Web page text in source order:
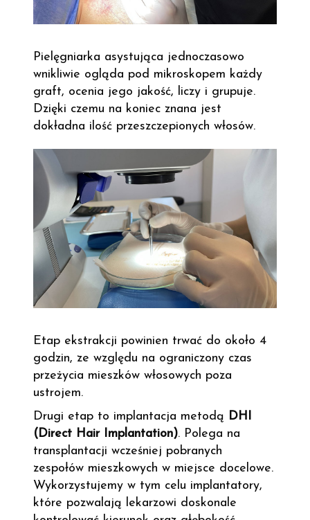
Pielęgniarka asystująca jednoczasowo
wnikliwie ogląda pod mikroskopem każdy
graft, ocenia jego jakość, liczy i grupuje.
Dzięki czemu na koniec znana jest
dokładna ilość przeszczepionych włosów.
Etap ekstrakcji powinien trwać do około 4
godzin, ze względu na ograniczony czas
przeżycia mieszków włosowych poza
ustrojem.
Drugi etap to implantacja metodą DHI
(Direct Hair Implantation). Polega na
transplantacji wcześniej pobranych
zespołów mieszkowych w miejsce docelowe.
Wykorzystujemy w tym celu implantatory,
które pozwalają lekarzowi doskonale